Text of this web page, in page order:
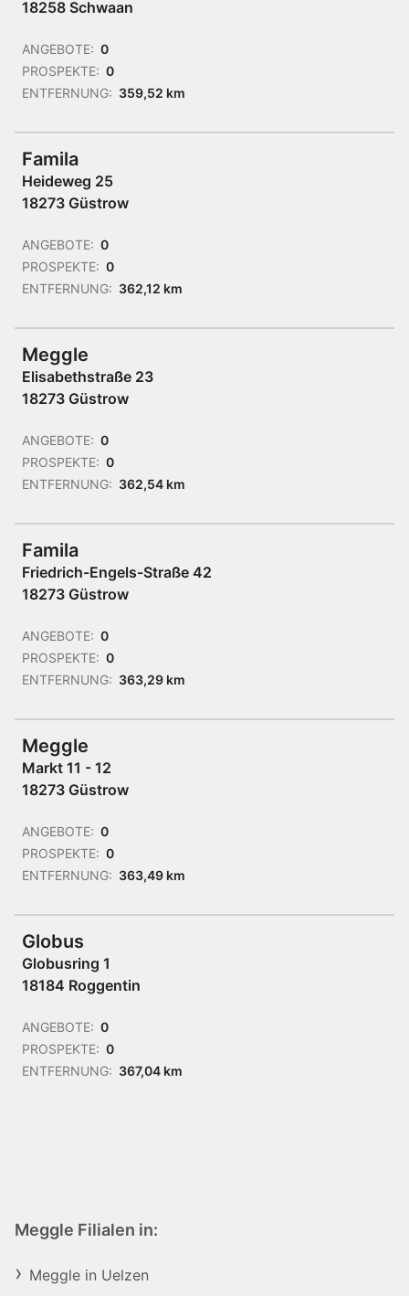
18258 Schwaan
ANGEBOTE: 0
PROSPEKTE: 0
ENTFERNUNG: 359,52 km
Famila
Heideweg 25
18273 Güstrow
ANGEBOTE: 0
PROSPEKTE: 0
ENTFERNUNG: 362,12 km
Meggle
Elisabethstraße 23
18273 Güstrow
ANGEBOTE: 0
PROSPEKTE: 0
ENTFERNUNG: 362,54 km
Famila
Friedrich-Engels-Straße 42
18273 Güstrow
ANGEBOTE: 0
PROSPEKTE: 0
ENTFERNUNG: 363,29 km
Meggle
Markt 11 - 12
18273 Güstrow
ANGEBOTE: 0
PROSPEKTE: 0
ENTFERNUNG: 363,49 km
Globus
Globusring 1
18184 Roggentin
ANGEBOTE: 0
PROSPEKTE: 0
ENTFERNUNG: 367,04 km
Meggle Filialen in:
Meggle in Uelzen